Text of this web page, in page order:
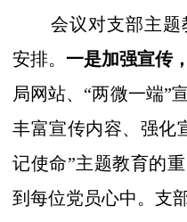
会议对支部主
安排。 一是加强宣传
局网站、“两微一端”
丰富宣传内容、强化
记使命”主题教育的
到每位党员心中。支